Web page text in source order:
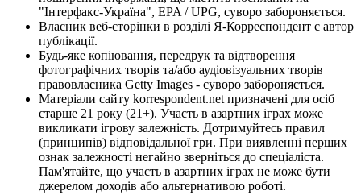
"Інтерфакс-Україна", EPA / UPG, суворо забороняється.
Власник веб-сторінки в розділі Я-Корреспондент є автор
публікації.
Будь-яке копіювання, передрук та відтворення
фотографічних творів та/або аудіовізуальних творів
правовласника Getty Images - суворо забороняється.
Матеріали сайту korrespondent.net призначені для осіб
старше 21 року (21+). Участь в азартних іграх може
викликати ігрову залежність. Дотримуйтесь правил
(принципів) відповідальної гри. При виявленні перших
ознак залежності негайно зверніться до спеціаліста.
Пам'ятайте, що участь в азартних іграх не може бути
джерелом доходів або альтернативою роботі.